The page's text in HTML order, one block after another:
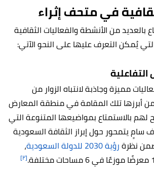
في متحف إثراء
بالعديد من الأنشطة والفعاليات الثقافية
يُمكن التعرف عليها على النحو الآتي:
مميزة وجاذبة لانتباه الزوار من
ومن أبرزها تلك المقامة في منطقة المعارض
لهم بالاستمتاع بمواضيعها المتنوعة التي
يتمحور حول إبراز الثقافة السعودية
نظرةرؤية 2030 للدولة السعودية
،
[٢]